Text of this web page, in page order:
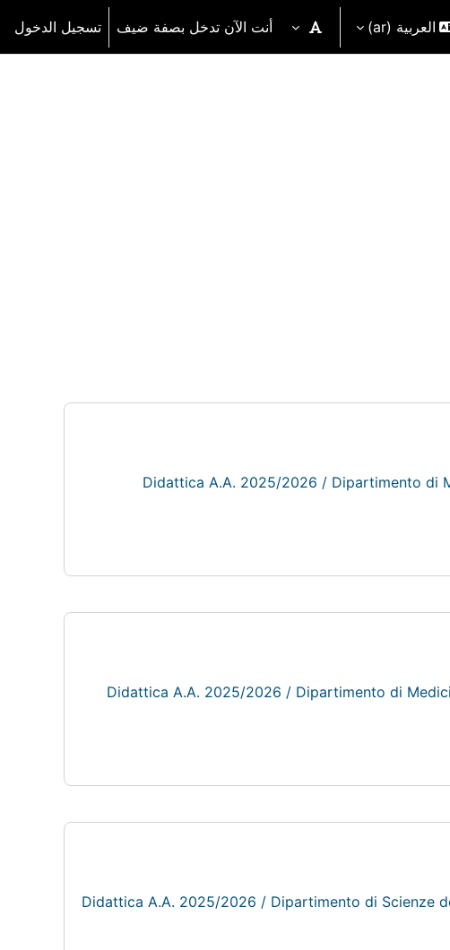
العربية ‎(ar)‎ أنت الآن تدخل بصفة ضيف تسجيل الدخول
Didattica A.A. 2025/2026 / Dipartimento di
Didattica A.A. 2025/2026 / Dipartimento di
Didattica A.A. 2025/2026 / Dipartimento di Scienze